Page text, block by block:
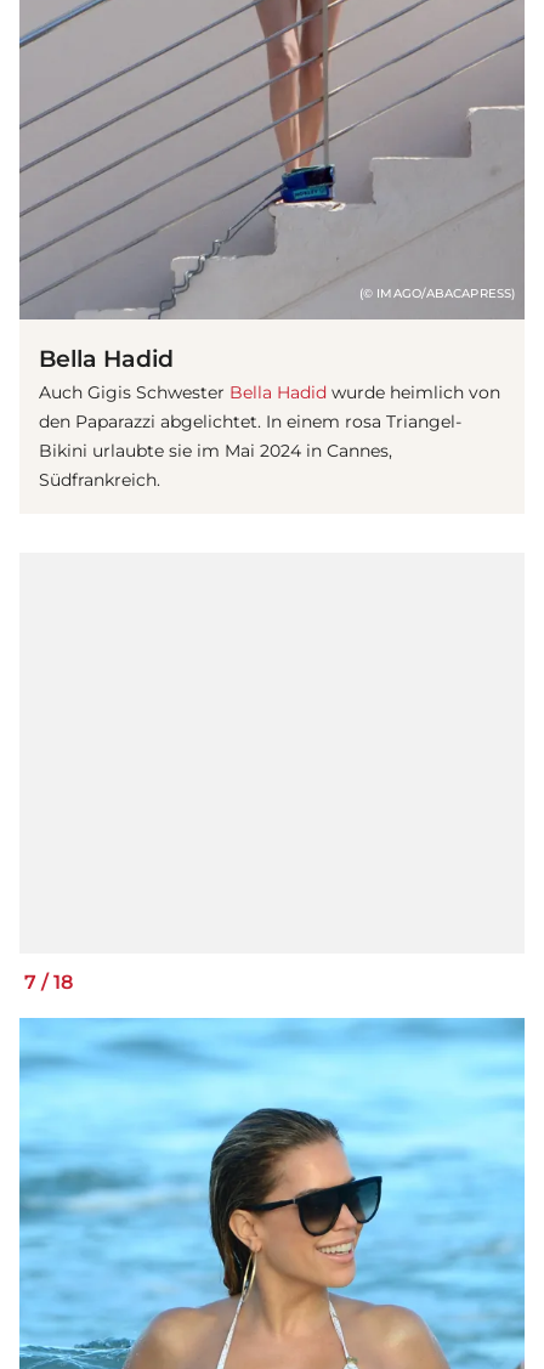
(© IMAGO/ABACAPRESS)
Bella Hadid
Auch Gigis Schwester Bella Hadid wurde heimlich von
den Paparazzi abgelichtet. In einem rosa Triangel-
Bikini urlaubte sie im Mai 2024 in Cannes,
Südfrankreich.
7 /18